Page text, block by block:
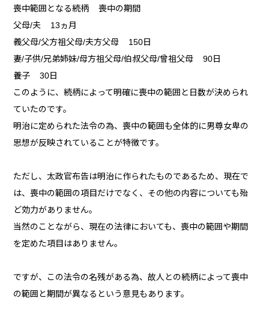
喪中範囲となる続柄 喪中の期間
父母/夫 13ヵ月
義父母/父方祖父母/夫方父母 150日
妻/子供/兄弟姉妹/母方祖父母/伯叔父母/曾祖父母 90日
養子 30日
このように、続柄によって明確に喪中の範囲と日数が決められ
ていたのです。
明治に定められた法令の為、喪中の範囲も全体的に男尊女卑の
思想が反映されていることが特徴です。
ただし、太政官布告は明治に作られたものであるため、現在で
は、喪中の範囲の項目だけでなく、その他の内容についても殆
ど効力がありません。
当然のことながら、現在の法律においても、喪中の範囲や期間
を定めた項目はありません。
ですが、この法令の名残がある為、故人との続柄によって喪中
の範囲と期間が異なるという意見もあります。